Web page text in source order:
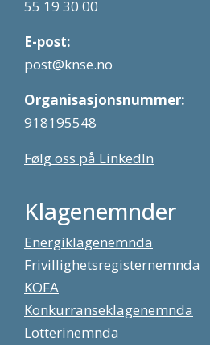
55 19 30 00
E-post:
post@knse.no
Organisasjonsnummer:
918195548
Følg oss på LinkedIn
Klagenemnder
Energiklagenemnda
Frivillighetsregisternemnda
KOFA
Konkurranseklagenemnda
Lotterinemnda